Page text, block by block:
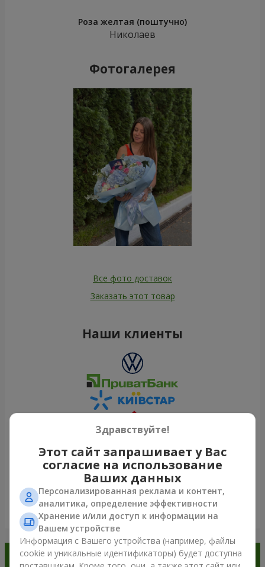
Роза желтая (поштучно)
Николаев
Фотогалерея
Все фото доставок
Заказать этот товар
Наши клиенты
Посмотреть все
Заказывайте в приложении
Здравствуйте!
Этот сайт запрашивает у Вас
согласие на использование
Ваших данных
Персонализированная реклама и контент,
аналитика, определение эффективности
Хранение и/или доступ к информации на
Вашем устройстве
Информация с Вашего устройства (например, файлы
cookie и уникальные идентификаторы) будет доступна